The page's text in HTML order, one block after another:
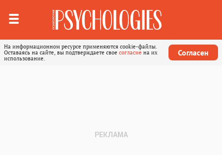
На информационном ресурсе применяются cookie-файлы.
Оставаясь на сайте, вы подтверждаете свое согласие на их
использование.
Согласен